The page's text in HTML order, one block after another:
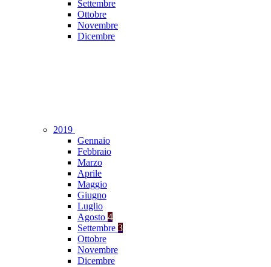
Settembre
Ottobre
Novembre
Dicembre
2019
Gennaio
Febbraio
Marzo
Aprile
Maggio
Giugno
Luglio
Agosto 4
Settembre 3
Ottobre
Novembre
Dicembre